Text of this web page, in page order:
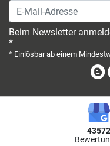
E-Mail-Adresse
Beim Newsletter
*
* Einlösbar ab einem
43572